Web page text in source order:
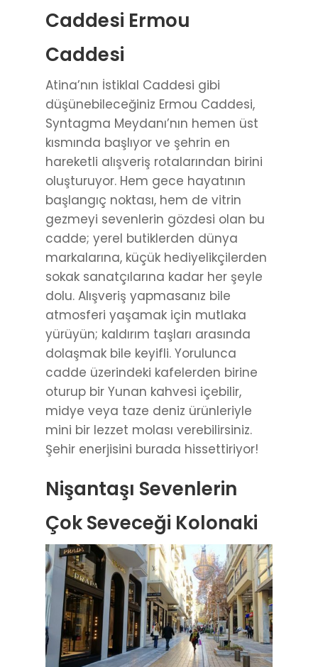
Caddesi Ermou
Caddesi
Atina’nın İstiklal Caddesi gibi
düşünebileceğiniz Ermou Caddesi,
Syntagma Meydanı’nın hemen üst
kısmında başlıyor ve şehrin en
hareketli alışveriş rotalarından birini
oluşturuyor. Hem gece hayatının
başlangıç noktası, hem de vitrin
gezmeyi sevenlerin gözdesi olan bu
cadde; yerel butiklerden dünya
markalarına, küçük hediyelikçilerden
sokak sanatçılarına kadar her şeyle
dolu. Alışveriş yapmasanız bile
atmosferi yaşamak için mutlaka
yürüyün; kaldırım taşları arasında
dolaşmak bile keyifli. Yorulunca
cadde üzerindeki kafelerden birine
oturup bir Yunan kahvesi içebilir,
midye veya taze deniz ürünleriyle
mini bir lezzet molası verebilirsiniz.
Şehir enerjisini burada hissettiriyor!
Nişantaşı Sevenlerin
Çok Seveceği Kolonaki